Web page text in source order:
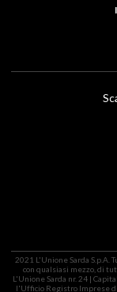
2021 L'Unione Sarda
con qualsiasi mezzo, di
L'Unione Sarda nr. 24 |
l'Ufficio Registro Imprese